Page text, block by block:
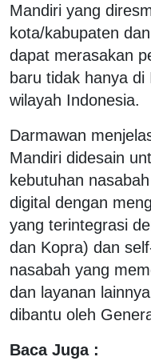
Mandiri yang
kota/kabupaten
dapat merasakan
baru tidak hanya
wilayah Indonesia.
Darmawan
Mandiri didesain
kebutuhan
digital dengan
yang terintegrasi
dan Kopra) dan
nasabah yang
dan layanan
dibantu oleh
Baca Juga :